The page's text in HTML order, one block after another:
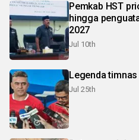
Pemkab HST
hingga
2027
Jul 10th
Legenda
Jul 25th